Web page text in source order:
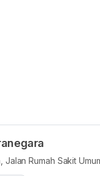
Jalan Rumah Sakit